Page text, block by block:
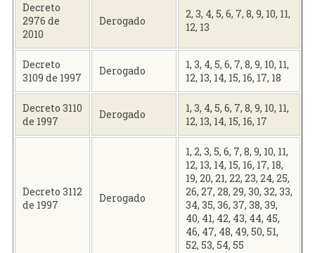
Decreto
2976 de
2010
Derogado
2, 3, 4, 5, 6, 7, 8, 9, 10, 11,
12, 13
Decreto
3109 de 1997
Derogado
1, 3, 4, 5, 6, 7, 8, 9, 10, 11,
12, 13, 14, 15, 16, 17, 18
Decreto 3110
de 1997
Derogado
1, 3, 4, 5, 6, 7, 8, 9, 10, 11,
12, 13, 14, 15, 16, 17
Decreto 3112
de 1997
Derogado
1, 2, 3, 5, 6, 7, 8, 9, 10, 11,
12, 13, 14, 15, 16, 17, 18,
19, 20, 21, 22, 23, 24, 25,
26, 27, 28, 29, 30, 32, 33,
34, 35, 36, 37, 38, 39,
40, 41, 42, 43, 44, 45,
46, 47, 48, 49, 50, 51,
52, 53, 54, 55